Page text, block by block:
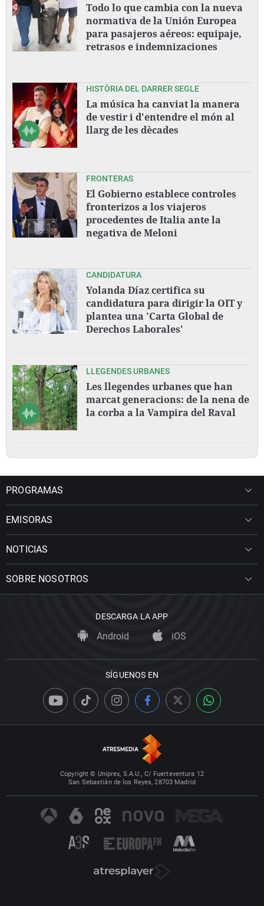
Todo lo que cambia con la nueva
normativa de la Unión Europea
para pasajeros aéreos: equipaje,
retrasos e indemnizaciones
HISTÒRIA DEL DARRER SEGLE
La música ha canviat la manera
de vestir i d'entendre el món al
llarg de les dècades
FRONTERAS
El Gobierno establece controles
fronterizos a los viajeros
procedentes de Italia ante la
negativa de Meloni
CANDIDATURA
Yolanda Díaz certifica su
candidatura para dirigir la OIT y
plantea una 'Carta Global de
Derechos Laborales'
LLEGENDES URBANES
Les llegendes urbanes que han
marcat generacions: de la nena de
la corba a la Vampira del Raval
PROGRAMAS
EMISORAS
NOTICIAS
SOBRE NOSOTROS
DESCARGA LA APP
Android iOS
SÍGUENOS EN
Copyright © Uniprex, S.A.U., C/ Fuerteventura 12
San Sebastián de los Reyes, 28703 Madrid